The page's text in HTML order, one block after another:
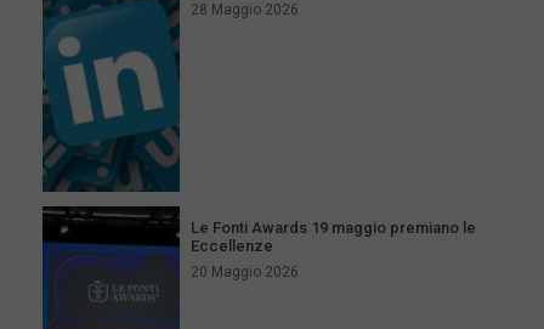
28 Maggio 2026
Le Fonti Awards 19 maggio premiano le
Eccellenze
20 Maggio 2026